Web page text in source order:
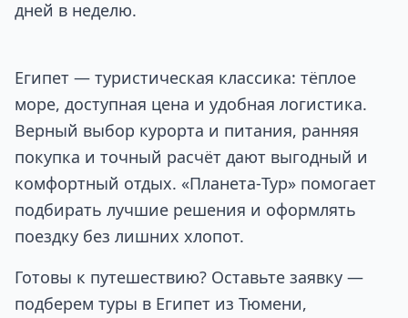
дней в неделю.
Египет — туристическая классика: тёплое
море, доступная цена и удобная логистика.
Верный выбор курорта и питания, ранняя
покупка и точный расчёт дают выгодный и
комфортный отдых. «Планета‑Тур» помогает
подбирать лучшие решения и оформлять
поездку без лишних хлопот.
Готовы к путешествию? Оставьте заявку —
подберем туры в Египет из Тюмени,